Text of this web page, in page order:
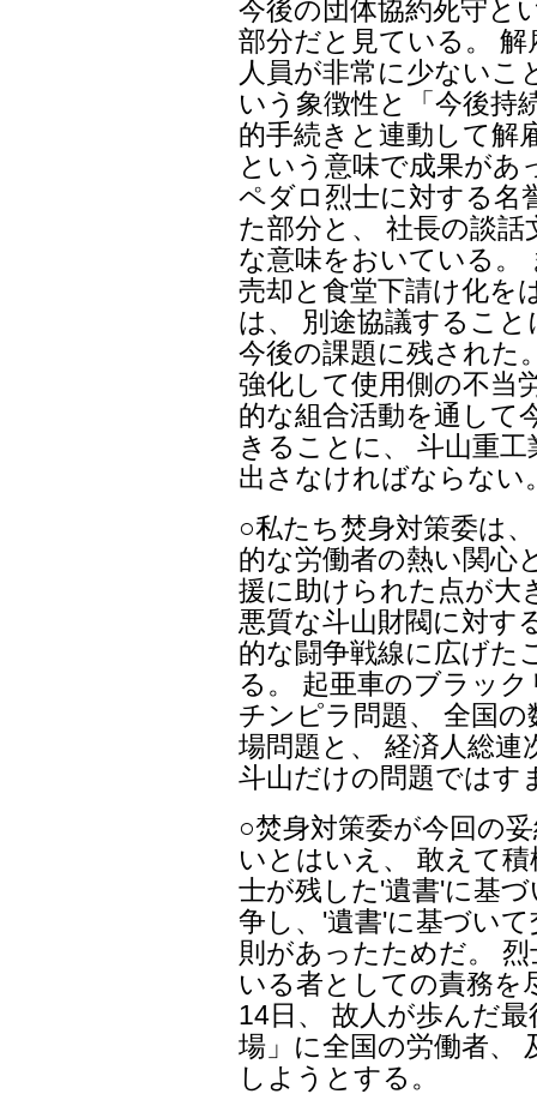
今後の団体協約死守と
部分だと見ている。
人員が非常に少ないこ
いう象徴性と「今後持
的手続きと連動して解
という意味で成果があ
ペダロ烈士に対する名
た部分と、 社長の談
な意味をおいている。
売却と食堂下請け化を
は、 別途協議するこ
今後の課題に残された
強化して使用側の不当
的な組合活動を通して
きることに、 斗山重
出さなければならない
○私たち焚身対策委は
的な労働者の熱い関心
援に助けられた点が大
悪質な斗山財閥に対す
的な闘争戦線に広げた
る。 起亜車のブラッ
チンピラ問題、 全国
場問題と、 経済人総
斗山だけの問題ではす
○焚身対策委が今回の
いとはいえ、 敢えて
士が残した'遺書'に基
争し、'遺書'に基づい
則があったためだ。
いる者としての責務を
14日、 故人が歩んだ
場」に全国の労働者、
しようとする。